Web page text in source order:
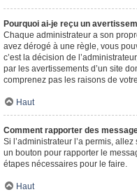
Pourquoi ai-je reçu un
Chaque administrateur a son
avez dérogé à une règle, vous
c’est la décision de
par les avertissements d’un site
comprenez pas les raisons de
Haut
Comment rapporter des
Si l’administrateur l’a permis,
un bouton pour rapporter le
étapes nécessaires pour le faire.
Haut